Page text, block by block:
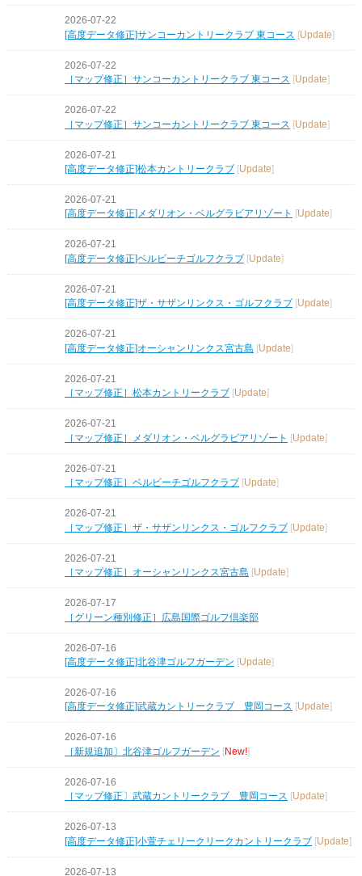
2026-07-22
[高度データ修正]サンコーカントリークラブ 東コース [Update]
2026-07-22
［マップ修正］サンコーカントリークラブ 東コース [Update]
2026-07-22
［マップ修正］サンコーカントリークラブ 東コース [Update]
2026-07-21
[高度データ修正]松本カントリークラブ [Update]
2026-07-21
[高度データ修正]メダリオン・ベルグラビアリゾート
Update
2026-07-21
[高度データ修正]ベルビーチゴルフクラブ [Update]
2026-07-21
[高度データ修正]ザ・サザンリンクス・ゴルフクラブ
Update
2026-07-21
[高度データ修正]オーシャンリンクス宮古島 [Update]
2026-07-21
［マップ修正］松本カントリークラブ
Update
2026-07-21
［マップ修正］メダリオン・ベルグラビアリゾート
[Update]
2026-07-21
［マップ修正］ベルビーチゴルフクラブ [Update]
2026-07-21
［マップ修正］ザ・サザンリンクス・ゴルフクラブ [Update]
2026-07-21
［マップ修正］オーシャンリンクス宮古島 [Update]
2026-07-17
［グリーン種別修正］広島国際ゴルフ倶楽部
2026-07-16
[高度データ修正]北谷津ゴルフガーデン [Update]
2026-07-16
[高度データ修正]武蔵カントリークラブ 豊岡コース
Update
2026-07-16
［新規追加〕北谷津ゴルフガーデン [New!]
2026-07-16
［マップ修正〕武蔵カントリークラブ 豊岡コース
Update
2026-07-13
[高度データ修正]小萱チェリークリークカントリークラブ [Update]
2026-07-13